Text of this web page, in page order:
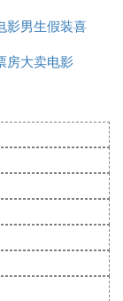
影男生假装喜
欢女生
房大卖电影